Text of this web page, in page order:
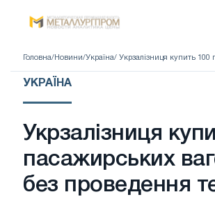
Головна/ Новини/Україна/ Укрзалізниця купить 100
УКРАЇНА
Укрзалізниця
пасажирських
без проведення